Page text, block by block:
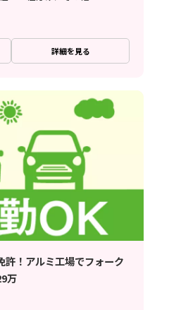
詳細を見る
許！アルミ工場でフォーク
万